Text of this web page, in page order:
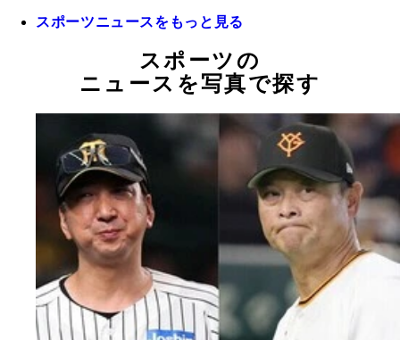
スポーツニュースをもっと見る
スポーツの
ニュースを写真で探す